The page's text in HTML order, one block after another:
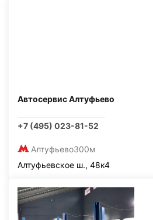
Автосервис Алтуфьево
+7 (495) 023-81-52
Алтуфьево300м
Алтуфьевское ш., 48к4